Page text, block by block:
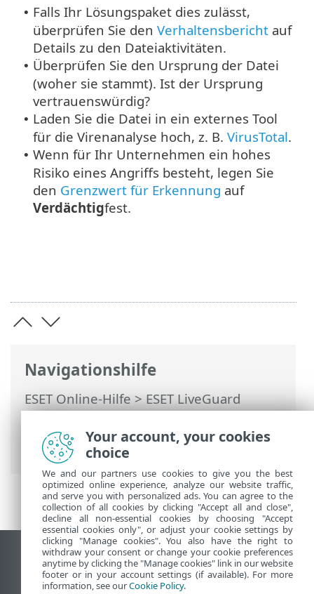
Navigationshilfe
ESET Online-Hilfe>ESET LiveGuard
Advanced>Verwendung von ESET
LiveGuard Advanced>
Analyseergebnisse
• Falls Ihr Lösungspaket dies zulässt,
überprüfen Sie den Verhaltensbericht auf
Details zu den Dateiaktivitäten.
• Überprüfen Sie den Ursprung der Datei
(woher sie stammt). Ist der Ursprung
vertrauenswürdig?
• Laden Sie die Datei in ein externes Tool
für die Virenanalyse hoch, z. B. VirusTotal.
• Wenn für Ihr Unternehmen ein hohes
Risiko eines Angriffs besteht, legen Sie
den Grenzwert für Erkennung auf
Verdächtigfest.
Desktop-Site anzeigen
End of Life
Your account, your cookies
choice
We and our partners use cookies to give you the best
optimized online experience, analyze our website traffic,
and serve you with personalized ads. You can agree to the
collection of all cookies by clicking "Accept all and close",
decline all non-essential cookies by choosing "Accept
essential cookies only", or adjust your cookie settings by
clicking "Manage cookies". You also have the right to
withdraw your consent or change your cookie preferences
anytime by clicking the "Manage cookies" link in our website
footer or in your account settings (if available). For more
information, see ourCookie Policy.